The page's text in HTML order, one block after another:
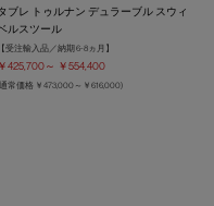
ブレ トゥルナン デュラーブル スウィ
ルスツール
【受注輸入品／納期 6-8ヵ月】
￥425,700～ ￥554,400
常価格 ￥473,000～￥616,000)